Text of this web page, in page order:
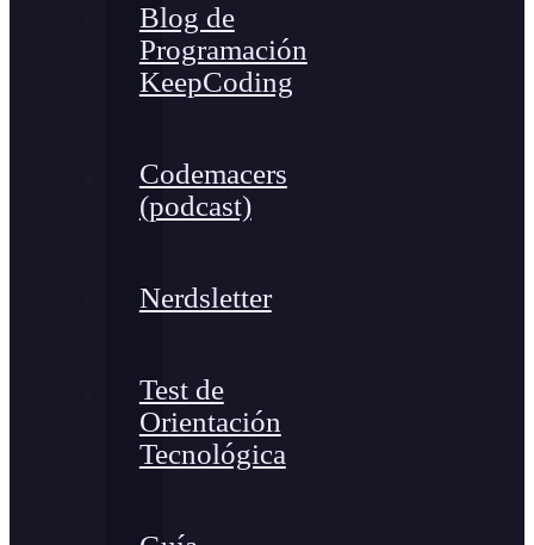
Blog de
Programación
KeepCoding
Codemacers
(podcast)
Nerdsletter
Test de
Orientación
Tecnológica